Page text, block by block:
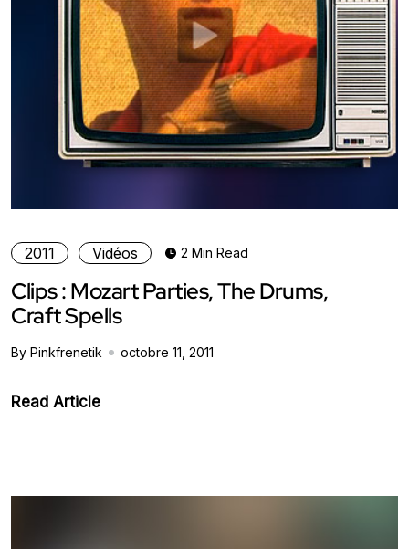
2011 Vidéos 2 Min Read
Clips : Mozart Parties, The Drums,
Craft Spells
By Pinkfrenetik octobre 11, 2011
Read Article